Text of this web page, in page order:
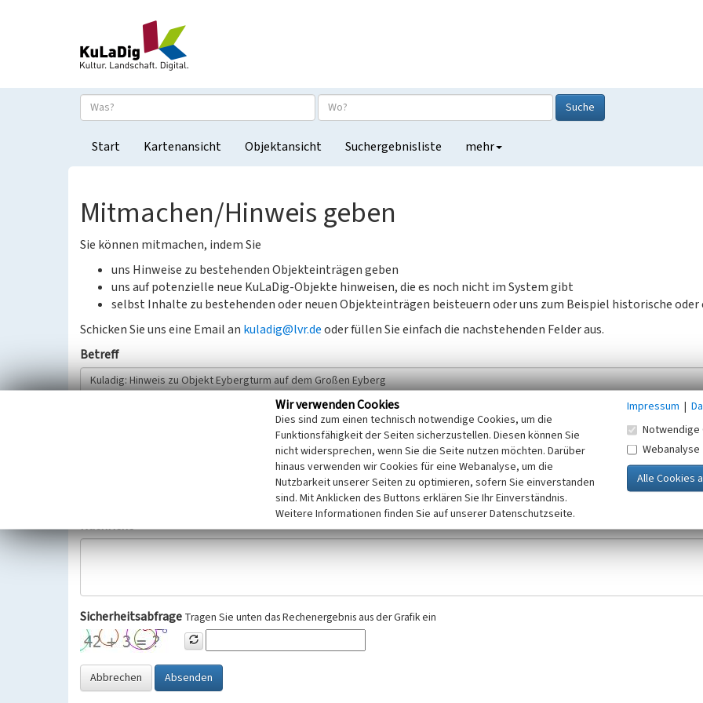
Suche
Start Kartenansicht Objektansicht Suchergebnisliste mehr
Mitmachen/Hinweis geben
Sie können mitmachen, indem Sie
uns Hinweise zu bestehenden Objekteinträgen geben
uns auf potenzielle neue KuLaDig-Objekte hinweisen, die es noch nicht im System gibt
selbst Inhalte zu bestehenden oder neuen Objekteinträgen beisteuern oder uns zum Beispiel historische oder
Schicken Sie uns eine Email an kuladig@lvr.deoder füllen Sie einfach die nachstehenden Felder aus.
Betreff
Wir bitten Sie um freiwillige Angabe Ihres Namens und Ihrer E-Mail-Adresse. Ihre Angaben werden ausschließlich im Rahmen der KuLaDig-
Selbstverständlich werden diese entsprechend der Vorschriften des Telemediengesetzes, des Datenschutzgesetzes NRW und der seit
Datenschutzgrundverordnung (EU-DSGVO) vertraulich behandelt, beachten Sie bitte unsere Hinweise zumDatenschutz
Nachricht
Sicherheitsabfrage Tragen Sie unten das Rechenergebnis aus der Grafik ein
Abbrechen Absenden
Wir verwenden Cookies
Dies sind zum einen technisch notwendige Cookies, um die
Funktionsfähigkeit der Seiten sicherzustellen. Diesen können Sie
nicht widersprechen, wenn Sie die Seite nutzen möchten. Darüber
hinaus verwenden wir Cookies für eine Webanalyse, um die
Nutzbarkeit unserer Seiten zu optimieren, sofern Sie einverstanden
sind. Mit Anklicken des Buttons erklären Sie Ihr Einverständnis.
Weitere Informationen finden Sie auf unserer Datenschutzseite.
Impressum |
Notwendige
Webanalyse